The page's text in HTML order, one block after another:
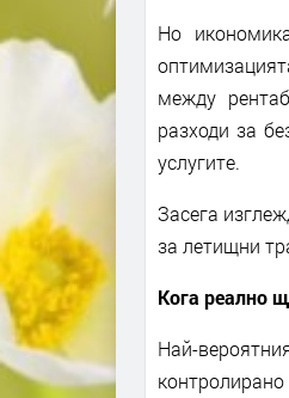
Но
между
разходи за
услугите.
Засега
за летищни
Кога реално
Най-